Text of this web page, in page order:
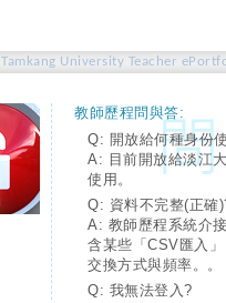
Tamkang University Teacher
教師歷程問與答:
Q: 開放給何種身份
A: 目前開放給淡江
使用。
Q: 資料不完整(正確
A: 教師歷程系統介
含某些「CSV匯入
交換方式與頻率。。
Q: 我無法登入?